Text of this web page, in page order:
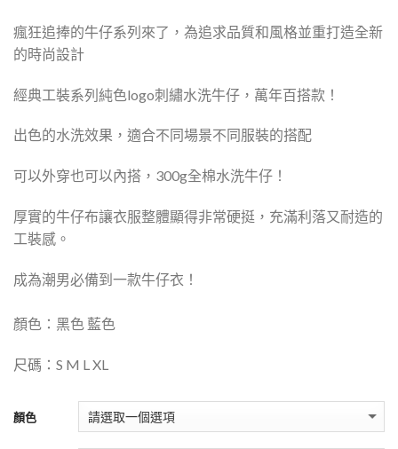
瘋狂追捧的牛仔系列來了，為追求品質和風格並重打造全新
的時尚設計
經典工裝系列純色logo刺繡水洗牛仔，萬年百搭款！
出色的水洗效果，適合不同場景不同服裝的搭配
可以外穿也可以內搭，300g全棉水洗牛仔！
厚實的牛仔布讓衣服整體顯得非常硬挺，充滿利落又耐造的
工裝感。
成為潮男必備到一款牛仔衣！
顏色：黑色 藍色
尺碼：S M L XL
顏色